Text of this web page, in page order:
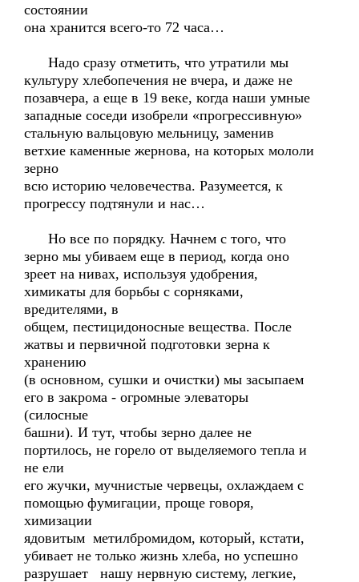
состоянии
она хранится всего-то 72 часа…
Надо сразу отметить, что утратили мы
культуру хлебопечения не вчера, и даже не
позавчера, а еще в 19 веке, когда наши умные
западные соседи изобрели «прогрессивную»
стальную вальцовую мельницу, заменив
ветхие каменные жернова, на которых мололи
зерно
всю историю человечества. Разумеется, к
прогрессу подтянули и нас…
Но все по порядку. Начнем с того, что
зерно мы убиваем еще в период, когда оно
зреет на нивах, используя удобрения,
химикаты для борьбы с сорняками,
вредителями, в
общем, пестицидоносные вещества. После
жатвы и первичной подготовки зерна к
хранению
(в основном, сушки и очистки) мы засыпаем
его в закрома - огромные элеваторы
(силосные
башни). И тут, чтобы зерно далее не
портилось, не горело от выделяемого тепла и
не ели
его жучки, мучнистые червецы, охлаждаем с
помощью фумигации, проще говоря,
химизации
ядовитым метилбромидом, который, кстати,
убивает не только жизнь хлеба, но успешно
разрушает нашу нервную систему, легкие,